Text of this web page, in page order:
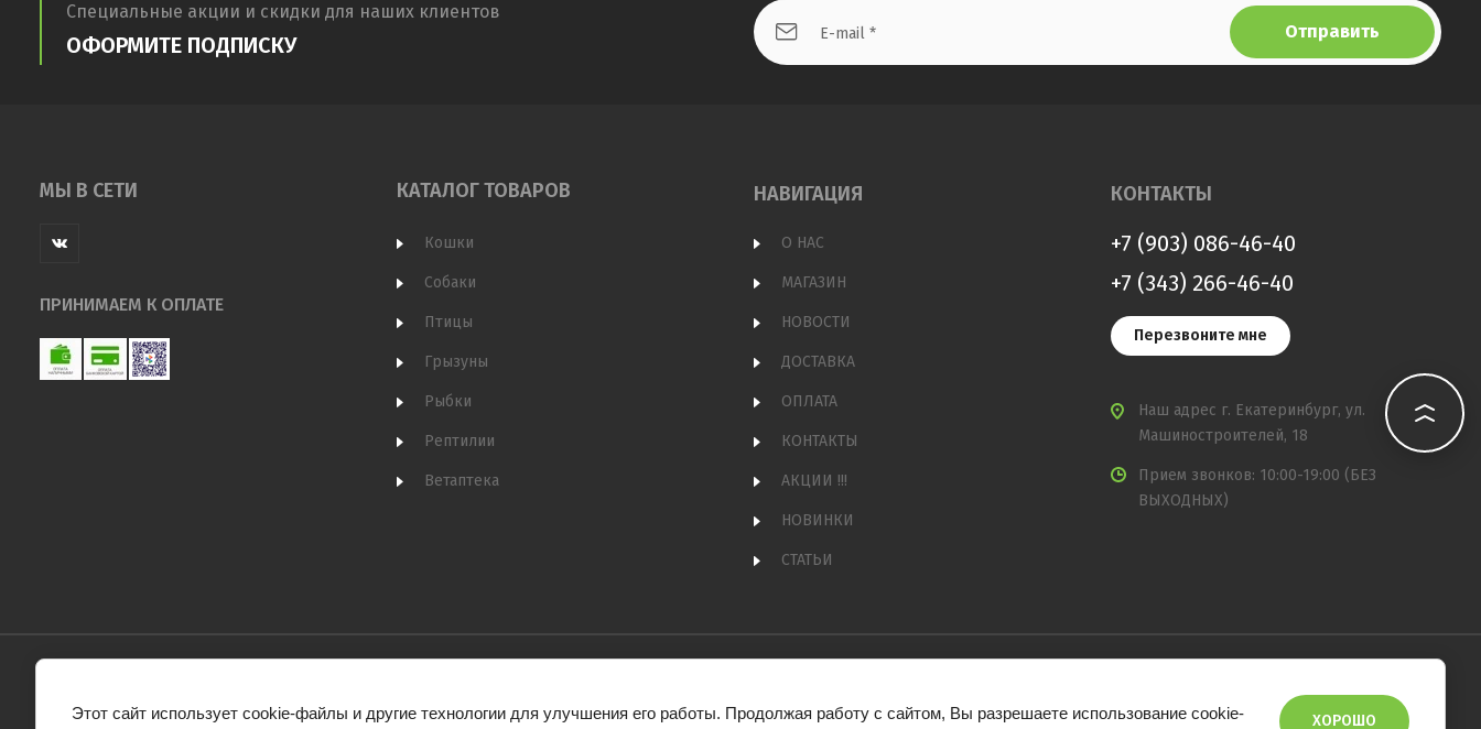
Специальные акции и скидки для наших клиентов
ОФОРМИТЕ ПОДПИСКУ
Отправить
МЫ В СЕТИ
ПРИНИМАЕМ К ОПЛАТЕ
КАТАЛОГ ТОВАРОВ
Кошки
Собаки
Птицы
Грызуны
Рыбки
Рептилии
Ветаптека
НАВИГАЦИЯ
О НАС
МАГАЗИН
НОВОСТИ
ДОСТАВКА
ОПЛАТА
КОНТАКТЫ
АКЦИИ !!!
НОВИНКИ
СТАТЬИ
КОНТАКТЫ
+7 (903) 086-46-40
+7 (343) 266-46-40
Перезвоните мне
Наш адрес г. Екатеринбург, ул.
Машиностроителей, 18
Прием звонков: 10:00-19:00 (БЕЗ
ВЫХОДНЫХ)
Этот сайт использует cookie-файлы и другие технологии для улучшения его работы. Продолжая работу с сайтом, Вы разрешаете использование cookie-
ХОРОШО